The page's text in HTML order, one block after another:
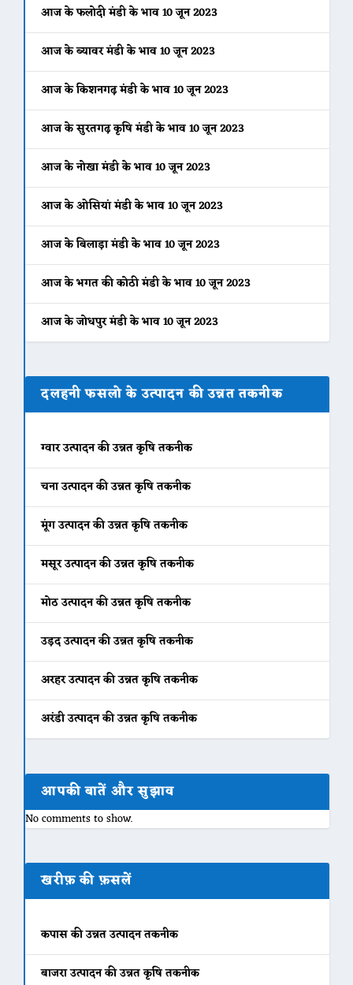
आज के फलोदी मंडी के भाव 10 जून 2023
आज के ब्यावर मंडी के भाव 10 जून 2023
आज के किशनगढ़ मंडी के भाव 10 जून 2023
आज के सुरतगढ़ कृषि मंडी के भाव 10 जून 2023
आज के नोखा मंडी के भाव 10 जून 2023
आज के ओसियां मंडी के भाव 10 जून 2023
आज के बिलाड़ा मंडी के भाव 10 जून 2023
आज के भगत की कोठी मंडी के भाव 10 जून 2023
आज के जोधपुर मंडी के भाव 10 जून 2023
दलहनी फसलो के उत्पादन की उन्नत तकनीक
ग्वार उत्पादन की उन्नत कृषि तकनीक
चना उत्पादन की उन्नत कृषि तकनीक
मूंग उत्पादन की उन्नत कृषि तकनीक
मसूर उत्पादन की उन्नत कृषि तकनीक
मोठ उत्पादन की उन्नत कृषि तकनीक
उड़द उत्पादन की उन्नत कृषि तकनीक
अरहर उत्पादन की उन्नत कृषि तकनीक
अरंडी उत्पादन की उन्नत कृषि तकनीक
आपकी बातें और सुझाव
No comments to show.
खरीफ़ की फ़सलें
कपास की उन्नत उत्पादन तकनीक
बाजरा उत्पादन की उन्नत कृषि तकनीक